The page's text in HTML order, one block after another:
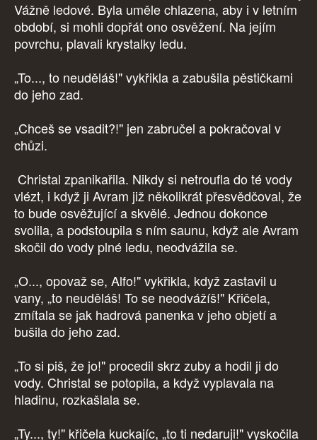
Vážně ledové. Byla uměle chlazena, aby i v letním
období, si mohli dopřát ono osvěžení. Na jejím
povrchu, plavali krystalky ledu.
„To..., to neuděláš!" vykřikla a zabušila pěstičkami
do jeho zad.
„Chceš se vsadit?!" jen zabručel a pokračoval v
chůzi.
Christal zpanikařila. Nikdy si netroufla do té vody
vlézt, i když ji Avram již několikrát přesvědčoval, že
to bude osvěžující a skvělé. Jednou dokonce
svolila, a podstoupila s ním saunu, když ale Avram
skočil do vody plné ledu, neodvážila se.
„O..., opovaž se, Alfo!" vykřikla, když zastavil u
vany, „to neuděláš! To se neodvážíš!" Křičela,
zmítala se jak hadrová panenka v jeho objetí a
bušila do jeho zad.
„To si piš, že jo!" procedil skrz zuby a hodil ji do
vody. Christal se potopila, a když vyplavala na
hladinu, rozkašlala se.
„Ty..., ty!" křičela kuckajíc, „to ti nedaruji!" vyskočila